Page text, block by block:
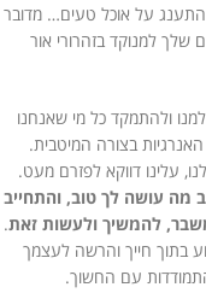
על אוכל טעים… מדובר
שלך למנוקד בזהרורי אור
ולהתמקד כל מי שאנחנו
בצורה המיטבית.
עלינו דווקא לפזרם מעט.
מה עושה לך טוב, והתחייב
להמשיך ולעשות זאת.
בתוך חייך והרשה לעצמך
עם החשוך.